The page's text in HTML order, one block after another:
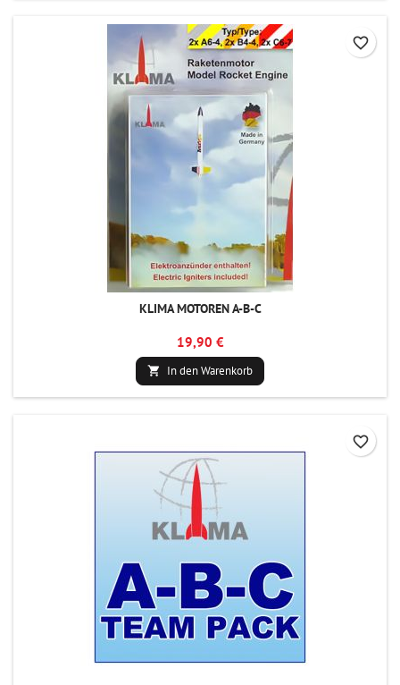
KLIMA MOTOREN A-B-C
19,90 €
 In den Warenkorb
favorite_border
favorite_border